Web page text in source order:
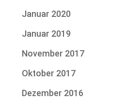
Januar 2020
Januar 2019
November 2017
Oktober 2017
Dezember 2016